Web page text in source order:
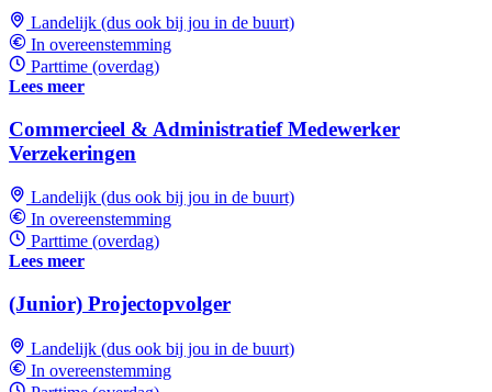
Landelijk (dus ook bij jou in de buurt)
In overeenstemming
Parttime (overdag)
Lees meer
Commercieel & Administratief Medewerker
Verzekeringen
Landelijk (dus ook bij jou in de buurt)
In overeenstemming
Parttime (overdag)
Lees meer
(Junior) Projectopvolger
Landelijk (dus ook bij jou in de buurt)
In overeenstemming